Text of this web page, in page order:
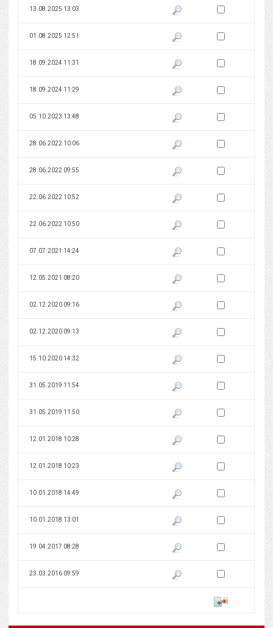
13.08.2025 13:03 Pokaż podgląd wersji z dnia
Zaznacz wersję do
01.08.2025 12:51 Pokaż podgląd wersji z dnia
Zaznacz wersję do
18.09.2024 11:31 Pokaż podgląd wersji z dnia
Zaznacz wersję do
18.09.2024 11:29 Pokaż podgląd wersji z dnia
Zaznacz wersję do
05.10.2023 13:48 Pokaż podgląd wersji z dnia
Zaznacz wersję do
28.06.2022 10:06 Pokaż podgląd wersji z dnia
Zaznacz wersję do
28.06.2022 09:55 Pokaż podgląd wersji z dnia
Zaznacz wersję do
22.06.2022 10:52 Pokaż podgląd wersji z dnia
Zaznacz wersję do
22.06.2022 10:50 Pokaż podgląd wersji z dnia
Zaznacz wersję do
07.07.2021 14:24 Pokaż podgląd wersji z dnia
Zaznacz wersję do
12.05.2021 08:20 Pokaż podgląd wersji z dnia
Zaznacz wersję do
02.12.2020 09:16 Pokaż podgląd wersji z dnia
Zaznacz wersję do
02.12.2020 09:13 Pokaż podgląd wersji z dnia
Zaznacz wersję do
15.10.2020 14:32 Pokaż podgląd wersji z dnia
Zaznacz wersję do
31.05.2019 11:54 Pokaż podgląd wersji z dnia
Zaznacz wersję do
31.05.2019 11:50 Pokaż podgląd wersji z dnia
Zaznacz wersję do
12.01.2018 10:28 Pokaż podgląd wersji z dnia
Zaznacz wersję do
12.01.2018 10:23 Pokaż podgląd wersji z dnia
Zaznacz wersję do
10.01.2018 14:49 Pokaż podgląd wersji z dnia
Zaznacz wersję do
10.01.2018 13:01 Pokaż podgląd wersji z dnia
Zaznacz wersję do
19.04.2017 08:28 Pokaż podgląd wersji z dnia
Zaznacz wersję do
23.03.2016 09:59 Pokaż podgląd wersji z dnia
Zaznacz wersję do
Porównaj